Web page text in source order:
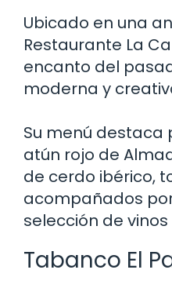
Ubicado en una
Restaurante La
encanto del
moderna y
Su menú destaca
atún rojo de
de cerdo ibérico,
acompañados
selección de
Tabanco El